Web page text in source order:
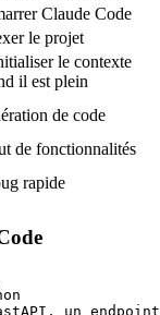
Claude Code
le projet
le contexte
il est plein
de code
de fonctionnalités
rapide
un